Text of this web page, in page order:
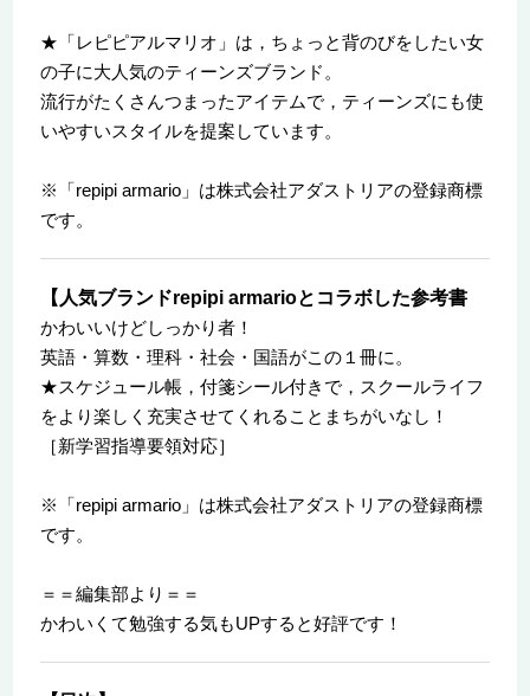
★「レピピアルマリオ」は，ちょっと背のびをしたい女
の子に大人気のティーンズブランド。
流行がたくさんつまったアイテムで，ティーンズにも使
いやすいスタイルを提案しています。
※「repipi armario」は株式会社アダストリアの登録商標
です。
【人気ブランドrepipi armarioとコラボした参考書
かわいいけどしっかり者！
英語・算数・理科・社会・国語がこの１冊に。
★スケジュール帳，付箋シール付きで，スクールライフ
をより楽しく充実させてくれることまちがいなし！
［新学習指導要領対応］
※「repipi armario」は株式会社アダストリアの登録商標
です。
＝＝編集部より＝＝
かわいくて勉強する気もUPすると好評です！